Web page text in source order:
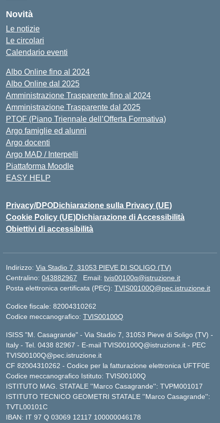
Novità
Le notizie
Le circolari
Calendario eventi
Albo Online fino al 2024
Albo Online dal 2025
Amministrazione Trasparente fino al 2024
Amministrazione Trasparente dal 2025
PTOF (Piano Triennale dell’Offerta Formativa)
Argo famiglie ed alunni
Argo docenti
Argo MAD / Interpelli
Piattaforma Moodle
EASY HELP
Privacy/DPODichiarazione sulla Privacy (UE)
Cookie Policy (UE)Dichiarazione di Accessibilità
Obiettivi di accessibilità
Indirizzo: Via Stadio 7, 31053 PIEVE DI SOLIGO (TV)
Centralino: 043882967 Email: tvis00100q@istruzione.it
Posta elettronica certificata (PEC): TVIS00100Q@pec.istruzione.it
Codice fiscale: 82004310262
Codice meccanografico: TVIS00100Q
ISISS "M. Casagrande" - Via Stadio 7, 31053 Pieve di Soligo (TV) -
Italy - Tel. 0438 82967 - E-mail TVIS00100Q@istruzione.it - PEC
TVIS00100Q@pec.istruzione.it
CF 82004310262 - Codice per la fatturazione elettronica UFTF0E
Codice meccanografico Istituto: TVIS00100Q
ISTITUTO MAG. STATALE ''Marco Casagrande'': TVPM001017
ISTITUTO TECNICO GEOMETRI STATALE ''Marco Casagrande'':
TVTL00101C
IBAN: IT 97 Q 03069 12117 100000046178